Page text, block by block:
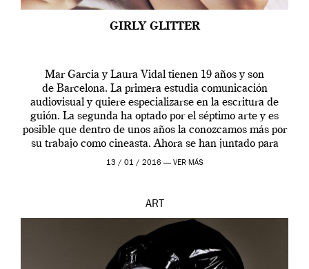
GIRLY GLITTER
Mar Garcia y Laura Vidal tienen 19 años y son
de Barcelona. La primera estudia comunicación
audiovisual y quiere especializarse en la escritura de
guión. La segunda ha optado por el séptimo arte y es
posible que dentro de unos años la conozcamos más por
su trabajo como cineasta. Ahora se han juntado para
contarnos una […]
13 / 01 / 2016 — VER MÁS
ART